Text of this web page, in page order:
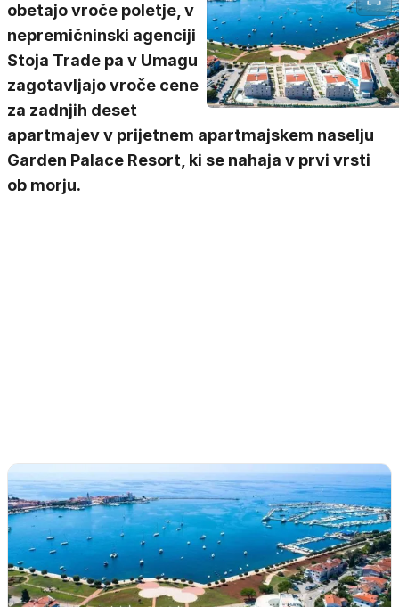
obetajo vroče poletje, v
nepremičninski agenciji
Stoja Trade pa v Umagu
zagotavljajo vroče cene
za zadnjih deset
apartmajev v prijetnem apartmajskem naselju
Garden Palace Resort, ki se nahaja v prvi vrsti
ob morju.